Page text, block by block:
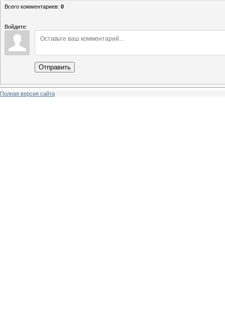
Всего комментариев: 0
Войдите:
Отправить
Полная версия сайта